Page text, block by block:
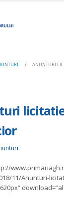
ANUNTURI
11/Anunturi-